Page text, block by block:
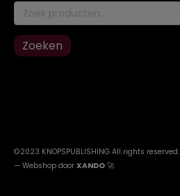
Zoeken
naar:
Zoeken
©2023 KNOPSPUBLISHING All rights reserved.
— Webshop door XANDO 🚀